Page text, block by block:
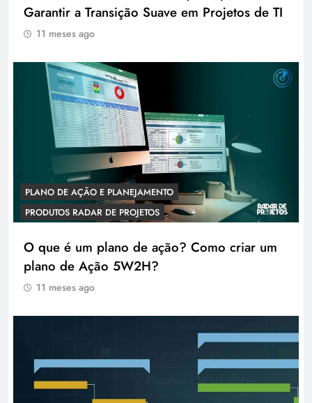
Garantir a Transição Suave em Projetos de TI
11 meses ago
PLANO DE AÇÃO E PLANEJAMENTO
PRODUTOS RADAR DE PROJETOS
O que é um plano de ação? Como criar um
plano de Ação 5W2H?
11 meses ago